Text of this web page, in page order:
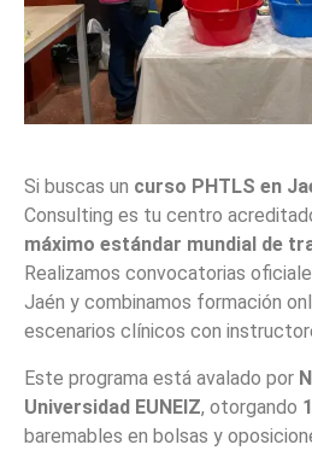
Si buscas un curso PHTLS en
Consulting es tu centro
máximo estándar mundial de
Realizamos convocatorias
Jaén y combinamos formación
escenarios clínicos con
Este programa está avalado por
Universidad EUNEIZ, otorgando
baremables en bolsas y